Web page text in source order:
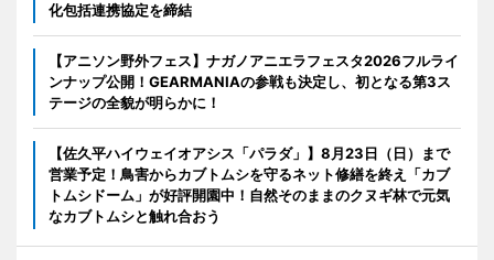
化包括連携協定を締結
【アニソン野外フェス】ナガノアニエラフェスタ2026フルライ
ンナップ公開！GEARMANIAの参戦も決定し、初となる第3ス
テージの全貌が明らかに！
【佐久平ハイウェイオアシス「パラダ」】8月23日（日）まで
営業予定！鳥害からカブトムシを守るネット修繕を終え「カブ
トムシドーム」が好評開園中！自然そのままのクヌギ林で元気
なカブトムシと触れ合おう